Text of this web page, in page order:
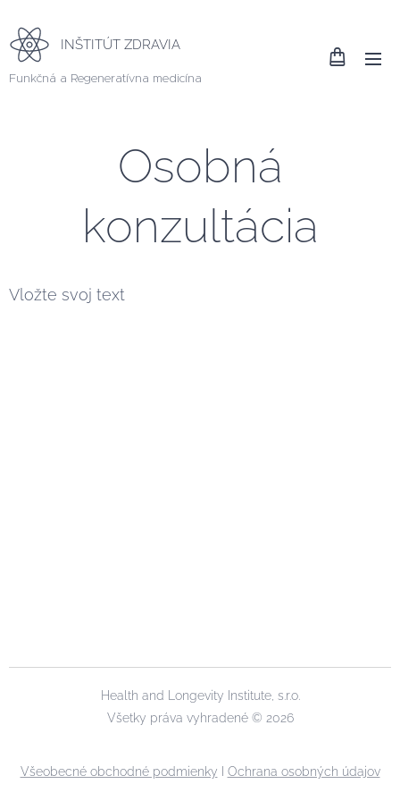
INŠTITÚT ZDRAVIA
Funkčná a Regeneratívna medicína
Osobná
konzultácia
Vložte svoj text
Health and Longevity Institute, s.r.o.
Všetky práva vyhradené © 2026
Všeobecné obchodné podmienky Ochrana osobných údajov